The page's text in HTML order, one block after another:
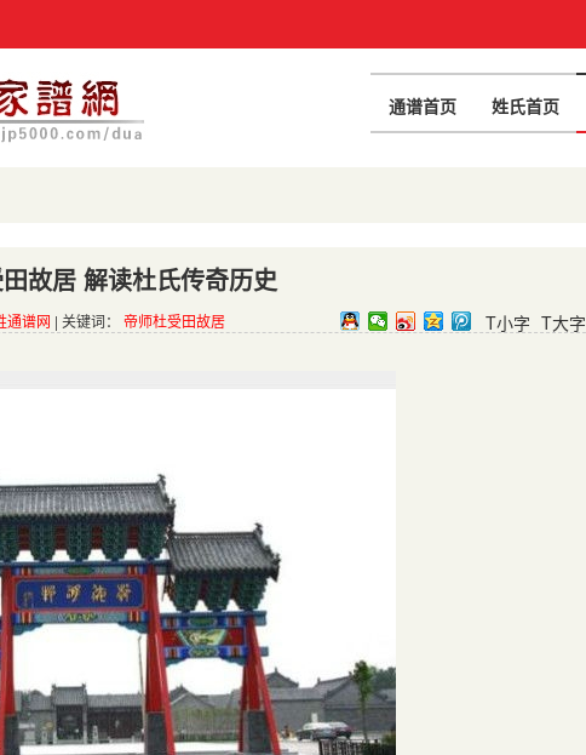
通谱首页 姓氏首页
故居 解读杜氏传奇历史
通谱网 | 关键词： 帝师杜受田故居 T小字 T大字